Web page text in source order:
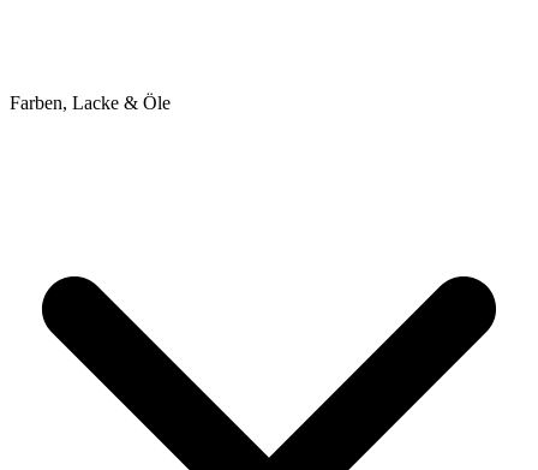
Farben, Lacke & Öle